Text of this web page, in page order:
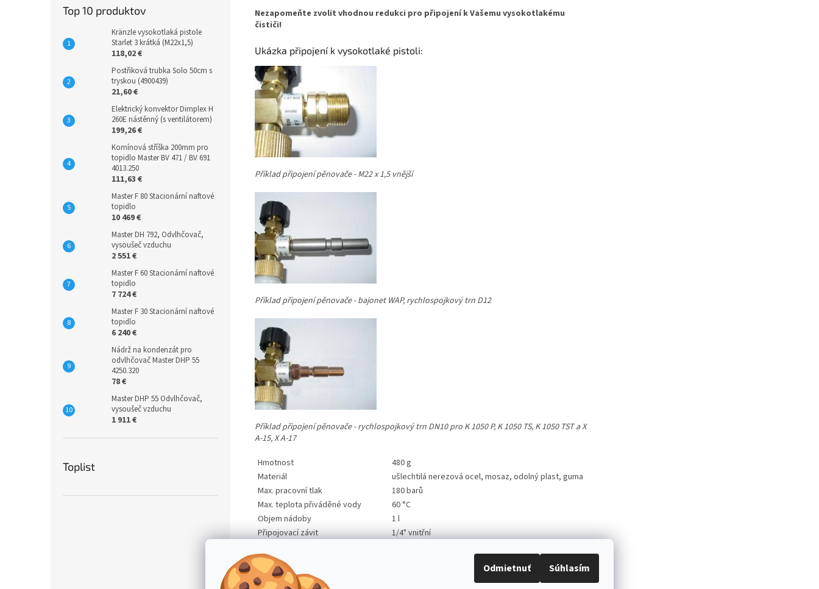
Odmietnuť Súhlasím
Top 10 produktov
Kränzle vysokotlaká pistole
Starlet 3 krátká (M22x1,5)
118,02 €
Postřiková trubka Solo 50cm s
tryskou (4900439)
21,60 €
Elektrický konvektor Dimplex H
260E nástěnný (s ventilátorem)
199,26 €
Komínová stříška 200mm pro
topidlo Master BV 471 / BV 691
4013.250
111,63 €
Master F 80 Stacionární naftové
topidlo
10 469 €
Master DH 792, Odvlhčovač,
vysoušeč vzduchu
2 551 €
Master F 60 Stacionární naftové
topidlo
7 724 €
Master F 30 Stacionární naftové
topidlo
6 240 €
Nádrž na kondenzát pro
odvlhčovač Master DHP 55
4250.320
78 €
Master DHP 55 Odvlhčovač,
vysoušeč vzduchu
1 911 €
Toplist
Nezapomeňte zvolit vhodnou redukci pro připojení k Vašemu vysokotlakému
čističi!
Ukázka připojení k vysokotlaké pistoli:
Příklad připojení pěnovače - M22 x 1,5 vnější
Příklad připojení pěnovače - bajonet WAP, rychlospojkový trn D12
Příklad připojení pěnovače - rychlospojkový trn DN10 pro K 1050 P, K 1050 TS, K 1050 TST a X
A-15, X A-17
Hmotnost
480 g
Materiál
ušlechtilá nerezová ocel, mosaz, odolný plast, guma
Max. pracovní tlak
180 barů
Max. teplota přiváděné vody
60 °C
Objem nádoby
1 l
Připojovací závit
1/4" vnitřní
Tryska